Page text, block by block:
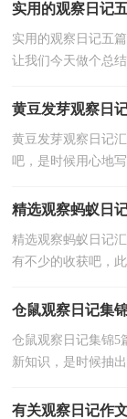
实用的观察日记
实用的观察日记五
让我们今天做个总
黄豆发芽观察日
黄豆发芽观察日记
吧，是时候用心地
精选观察蚂蚁日
精选观察蚂蚁日记
有不少的收获吧，
仓鼠观察日记集
仓鼠观察日记集锦
新知识，是时候抽
有关观察日记作